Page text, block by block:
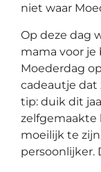
Outlet
niet waar
Op deze dag
mama voor je
Moederdag
cadeautje dat
tip: duik dit
zelfgemaakte
moeilijk te
persoonlijker.